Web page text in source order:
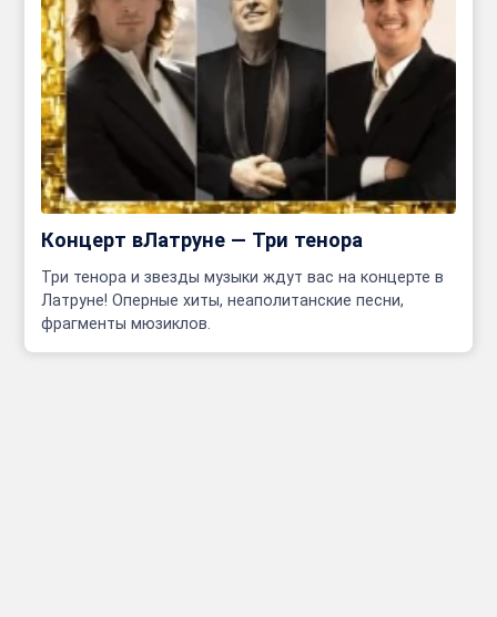
Концерт вЛатруне — Три тенора
Три тенора и звезды музыки ждут вас на концерте в
Латруне! Оперные хиты, неаполитанские песни,
фрагменты мюзиклов.